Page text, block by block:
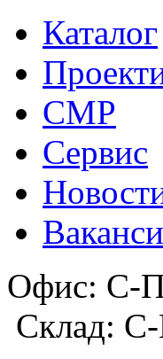
Каталог
СМР
Сервис
Офис: С-
Склад: С-